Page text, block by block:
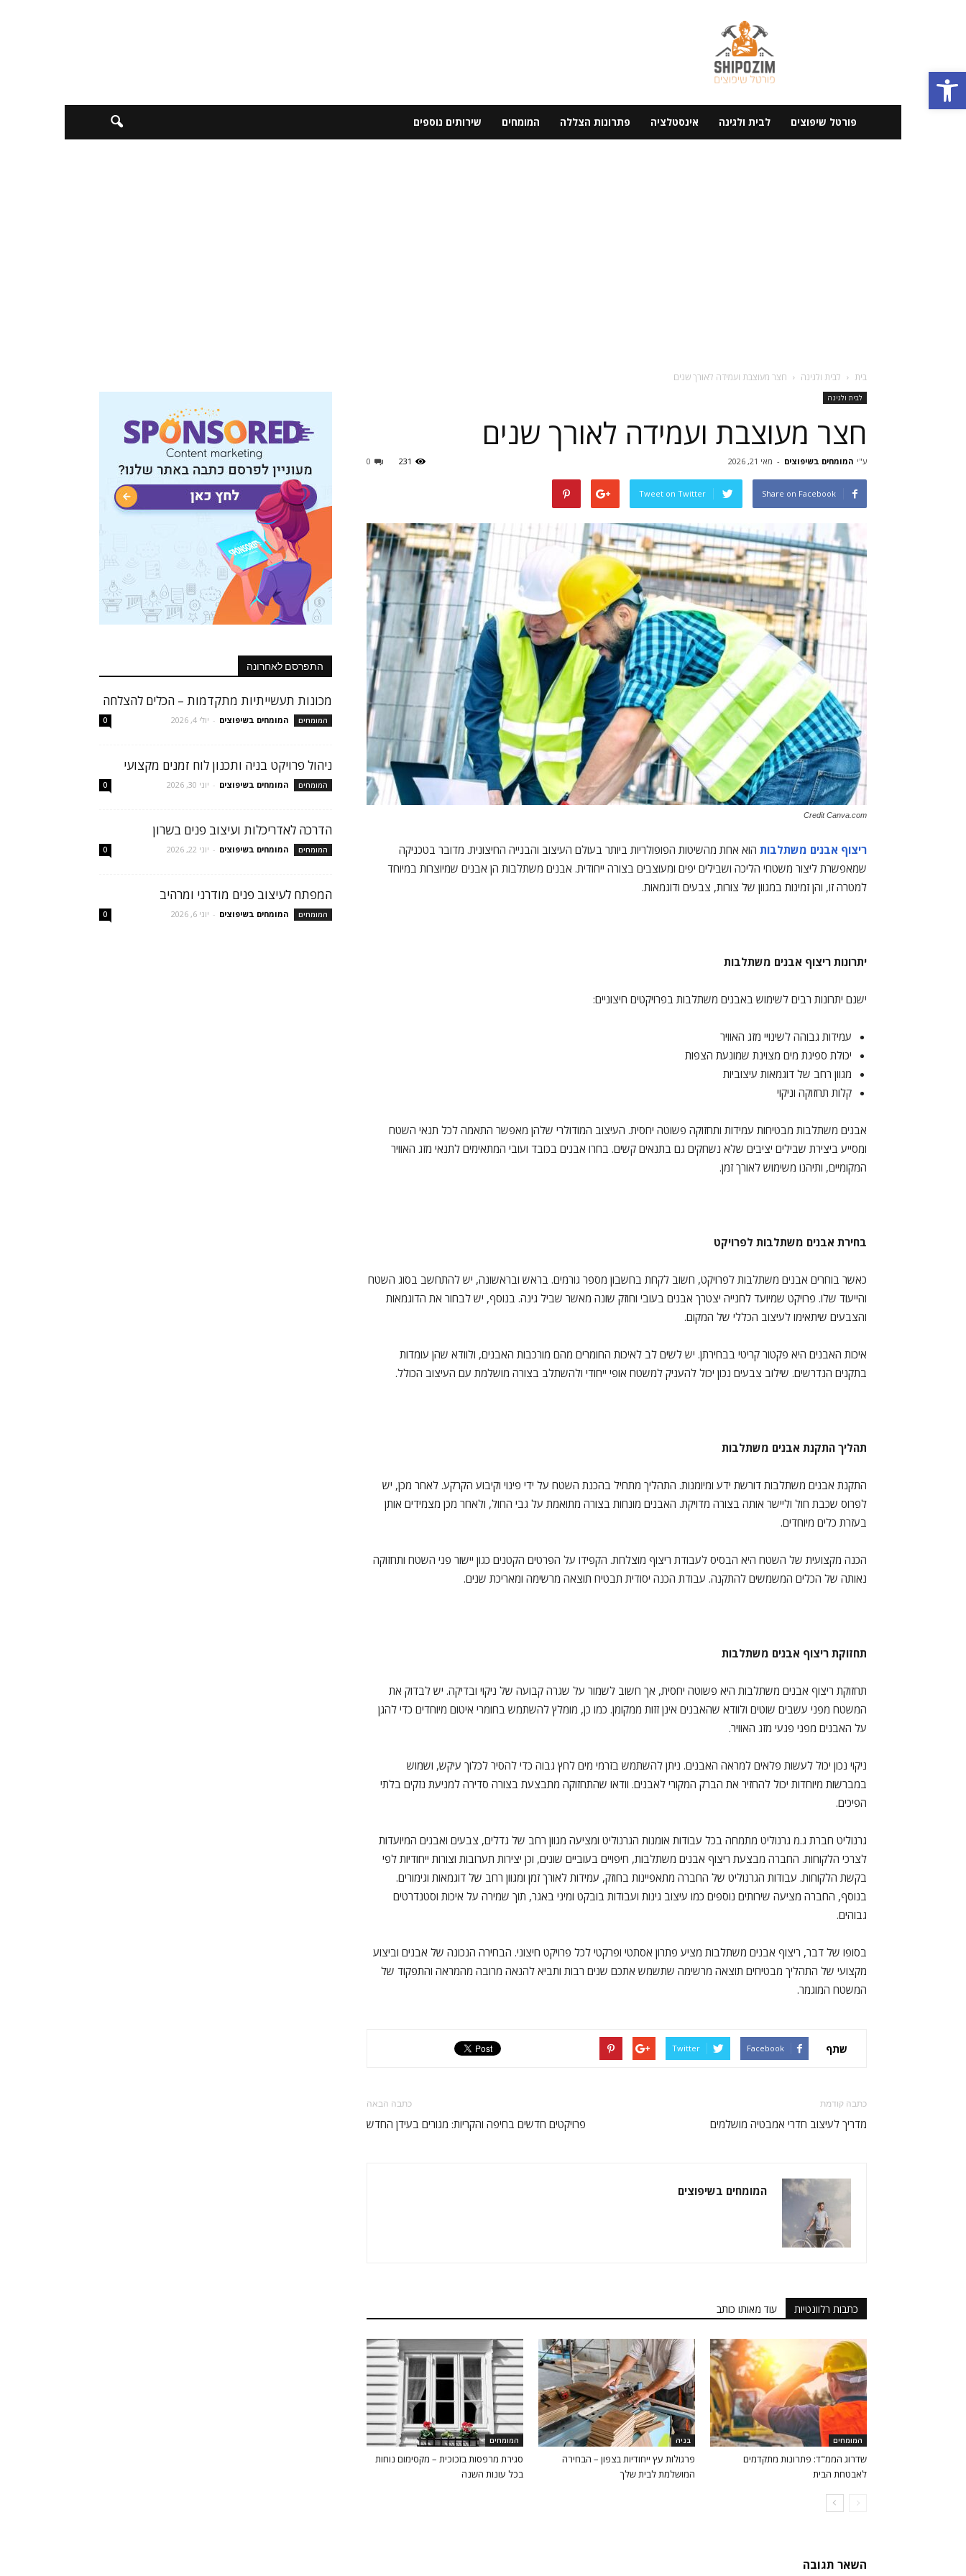
פתח סרגל נגישות
פורטל שיפוצים לבית ולגינה אינסטלציה פתרונות הצללה המומחים שירותים נוספים
בית לבית ולגינה חצר מעוצבת ועמידה לאורך שנים
לבית ולגינה
חצר מעוצבת ועמידה לאורך שנים
ע"י המומחים בשיפוצים - מאי 21, 2026 0 231
Share on Facebook
Tweet on Twitter
Credit Canva.com
ריצוף אבנים משתלבות הוא אחת מהשיטות הפופולריות ביותר בעולם העיצוב והבנייה החיצונית. מדובר בטכניקה
שמאפשרת ליצור משטחי הליכה ושבילים יפים ומעוצבים בצורה ייחודית. אבנים משתלבות הן אבנים שמיוצרות במיוחד
למטרה זו, והן זמינות במגוון של צורות, צבעים ודוגמאות.
יתרונות ריצוף אבנים משתלבות
ישנם יתרונות רבים לשימוש באבנים משתלבות בפרויקטים חיצוניים:
עמידות גבוהה לשינויי מזג האוויר
יכולת ספיגת מים מצוינת שמונעת הצפות
מגוון רחב של דוגמאות עיצוביות
קלות תחזוקה וניקוי
אבנים משתלבות מבטיחות עמידות ותחזוקה פשוטה יחסית. העיצוב המודולרי שלהן מאפשר התאמה לכל תנאי השטח
ומסייע ביצירת שבילים יציבים שלא נשחקים גם בתנאים קשים. בחרו אבנים בכובד ועובי המתאימים לתנאי מזג האוויר
המקומיים, ותיהנו משימוש לאורך זמן.
בחירת אבנים משתלבות לפרויקט
כאשר בוחרים אבנים משתלבות לפרויקט, חשוב לקחת בחשבון מספר גורמים. בראש ובראשונה, יש להתחשב בסוג השטח
והייעוד שלו. פרויקט שמיועד לחנייה יצטרך אבנים בעובי וחוזק שונה מאשר שביל גינה. בנוסף, יש לבחור את הדוגמאות
והצבעים שיתאימו לעיצוב הכללי של המקום.
איכות האבנים היא פקטור קריטי בבחירתן. יש לשים לב לאיכות החומרים מהם מורכבות האבנים, ולוודא שהן עומדות
בתקנים הנדרשים. שילוב צבעים נכון יכול להעניק למשטח אופי ייחודי ולהשתלב בצורה מושלמת עם העיצוב הכולל.
תהליך התקנת אבנים משתלבות
התקנת אבנים משתלבות דורשת ידע ומיומנות. התהליך מתחיל בהכנת השטח על ידי פינוי וקיבוע הקרקע. לאחר מכן, יש
לפרוס שכבת חול וליישר אותה בצורה מדויקת. האבנים מונחות בצורה מתואמת על גבי החול, ולאחר מכן מצמידים אותן
בעזרת כלים מיוחדים.
הכנה מקצועית של השטח היא הבסיס לעבודת ריצוף מוצלחת. הקפידו על הפרטים הקטנים כגון יישור פני השטח ותחזוקה
נאותה של הכלים המשמשים להתקנה. עבודת הכנה יסודית תבטיח תוצאה מרשימה ומאריכת שנים.
תחזוקת ריצוף אבנים משתלבות
תחזוקת ריצוף אבנים משתלבות היא פשוטה יחסית, אך חשוב לשמור על שגרה קבועה של ניקוי ובדיקה. יש לבדוק את
המשטח מפני עשבים שוטים ולוודא שהאבנים אינן זזות ממקומן. כמו כן, מומלץ להשתמש בחומרי איטום מיוחדים כדי להגן
על האבנים מפני פגעי מזג האוויר.
ניקוי נכון יכול לעשות פלאים למראה האבנים. ניתן להשתמש בזרמי מים לחץ גבוה כדי להסיר לכלוך עיקש, ושמוש
במברשות מיוחדות יכול להחזיר את הברק המקורי לאבנים. וודאו שהתחזוקה מתבצעת בצורה סדירה למניעת נזקים בלתי
הפיכים.
גרנוליט חברת ג.מ גרנוליט מתמחה בכל עבודות אומנות הגרנוליט ומציעה מגוון רחב של גדלים, צבעים ואבנים המיועדות
לצרכי הלקוחות. החברה מבצעת ריצוף אבנים משתלבות, חיפויים בעוביים שונים, וכן יצירות תערובות וצורות ייחודיות לפי
בקשת הלקוחות. עבודות הגרנוליט של החברה מתאפיינות בחוזק, עמידות לאורך זמן ומגוון רחב של דוגמאות וגימורים.
בנוסף, החברה מציעה שירותים נוספים כמו עיצוב גינות ועבודות בובקט ומיני באגר, תוך שמירה על איכות וסטנדרטים
גבוהים.
בסופו של דבר, ריצוף אבנים משתלבות מציע פתרון אסתטי ופרקטי לכל פרויקט חיצוני. הבחירה הנכונה של אבנים וביצוע
מקצועי של התהליך מבטיחים תוצאה מרשימה שתשמש אתכם שנים רבות ותביא להנאה מרובה מהמראה והתפקוד של
המשטח המוגמר.
שתף Facebook
Twitter
כתבה קודמת
מדריך לעיצוב חדרי אמבטיה מושלמים
כתבה הבאה
פרויקטים חדשים בחיפה והקריות: מגורים בעידן החדש
המומחים בשיפוצים
כתבות רלוונטיות עוד מאותו כותב
המומחים
שדרוג הממ"ד: פתרונות מתקדמים
לאבטחת הבית
בניה
פרגולות עץ ייחודיות בצפון – הבחירה
המושלמת לבית שלך
המומחים
סגירת מרפסות בזכוכית – מקסימום נוחות
בכל עונות השנה
השאר תגובה
התפרסם לאחרונה
מכונות תעשייתיות מתקדמות – הכלים להצלחה
המומחים המומחים בשיפוצים - יולי 4, 2026 0
ניהול פרויקט בניה ותכנון לוח זמנים מקצועי
המומחים המומחים בשיפוצים - יוני 30, 2026 0
הדרכה לאדריכלות ועיצוב פנים בשרון
המומחים המומחים בשיפוצים - יוני 22, 2026 0
המפתח לעיצוב פנים מודרני ומרהיב
המומחים המומחים בשיפוצים - יוני 6, 2026 0